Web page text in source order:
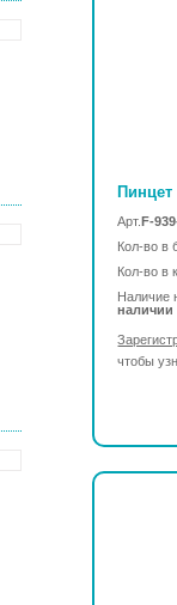
Арт.F-
Кол-во в
Кол-во в
Наличие
наличии
чтобы